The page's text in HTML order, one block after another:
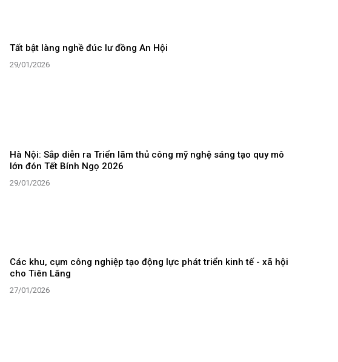
Tất bật làng nghề đúc lư đồng An Hội
29/01/2026
Hà Nội: Sắp diễn ra Triển lãm thủ công mỹ nghệ sáng tạo quy mô
lớn đón Tết Bính Ngọ 2026
29/01/2026
Các khu, cụm công nghiệp tạo động lực phát triển kinh tế - xã hội
cho Tiên Lãng
27/01/2026